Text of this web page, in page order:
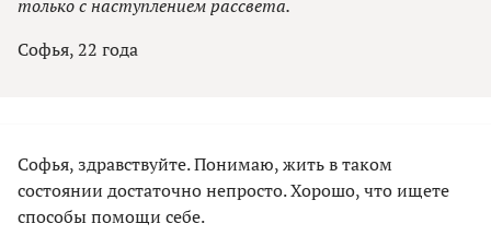
только с наступлением рассвета.
Софья, 22 года
Софья, здравствуйте. Понимаю, жить в таком
состоянии достаточно непросто. Хорошо, что ищете
способы помощи себе.